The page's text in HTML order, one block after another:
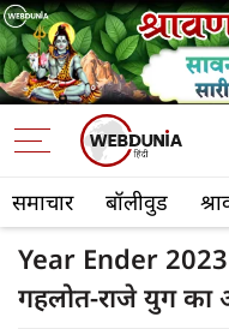
समाचार बॉलीवुड
Year Ender 2023
गहलोत-राजे युग का